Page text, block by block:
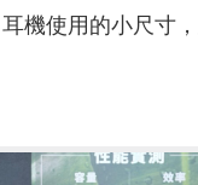
機使用的小尺寸